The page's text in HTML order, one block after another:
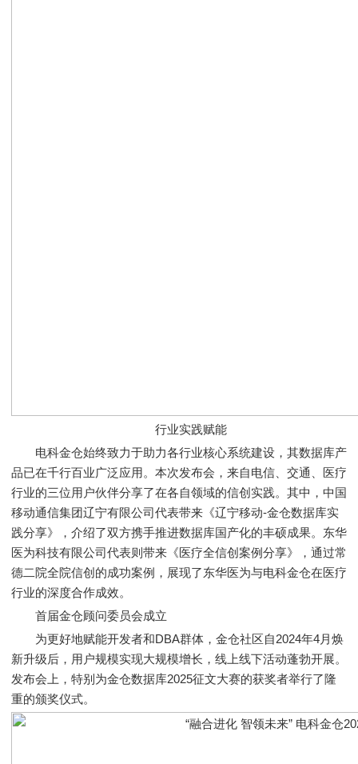
行业实践赋能
电科金仓始终致力于助力各行业核心系统建设，其数据库产
品已在千行百业广泛应用。本次发布会，来自电信、交通、医疗
行业的三位用户伙伴分享了在各自领域的信创实践。其中，中国
移动通信集团辽宁有限公司代表带来《辽宁移动-金仓数据库实
践分享》，介绍了双方携手推进数据库国产化的丰硕成果。东华
医为科技有限公司代表则带来《医疗全信创案例分享》，通过常
德二院全院信创的成功案例，展现了东华医为与电科金仓在医疗
行业的深度合作成效。
首届金仓顾问委员会成立
为更好地赋能开发者和DBA群体，金仓社区自2024年4月焕
新升级后，用户规模实现大规模增长，线上线下活动蓬勃开展。
发布会上，特别为金仓数据库2025征文大赛的获奖者举行了隆
重的颁奖仪式。